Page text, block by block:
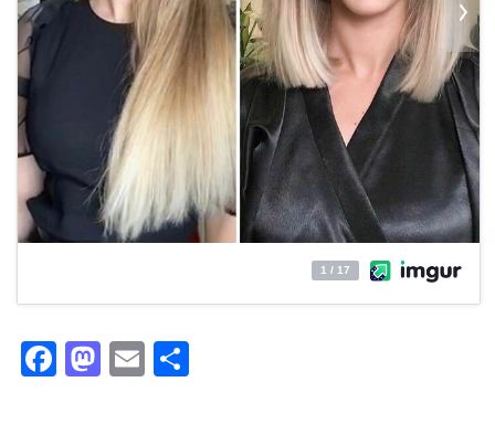
Facebook
Mastodon
Email